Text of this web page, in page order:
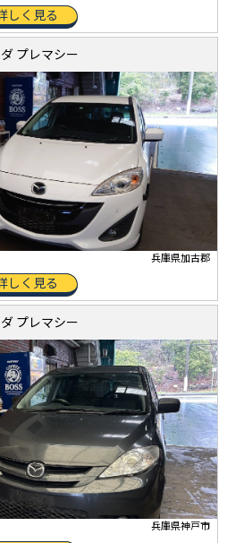
しく見る
プレマシー
兵庫県加古郡
しく見る
プレマシー
兵庫県神戸市